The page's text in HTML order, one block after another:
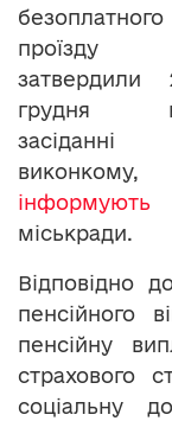
безоплатного
проїзду
затвердили
грудня
засіданні
виконкому,
інформують
міськради.
Відповідно
пенсійного
пенсійну
страхового
соціальну